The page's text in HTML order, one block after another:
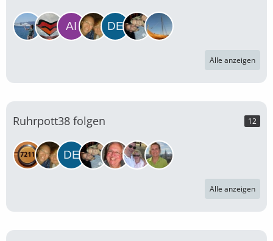
Alle anzeigen
Ruhrpott38 folgen 12
Alle anzeigen